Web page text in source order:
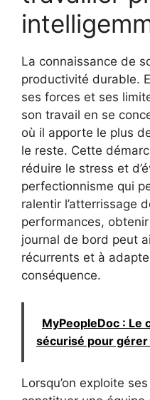
La connaissance de
productivité durable.
ses forces et ses
son travail en se
où il apporte le plus
le reste. Cette
réduire le stress et
perfectionnisme qui
ralentir l’atterrissage
performances,
journal de bord peut
récurrents et à
conséquence.
MyPeopleDoc :
sécurisé pour gérer
Lorsqu’on exploite